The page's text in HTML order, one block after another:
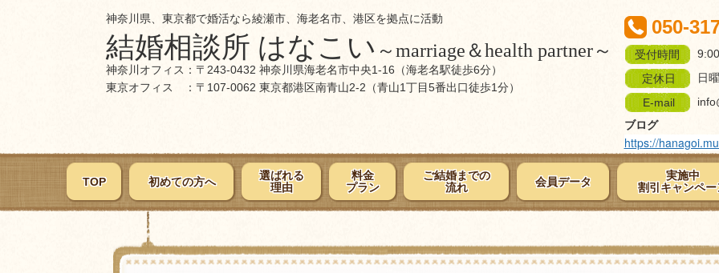
神奈川県、東京都で婚活なら綾瀬市、海老名市、港区を拠点に活動
結婚相談所 はなこい ～marriage＆health partner～
神奈川オフィス：〒243-0432 神奈川県海老名市中央1-16（海老名駅徒歩6分）
東京オフィス ：〒107-0062 東京都港区南青山2-2（青山1丁目5番出口徒歩1分）
050-
受付時間
定休日
日
E-mail
ブログ
https://
TOP 初めての方へ
選ばれる
理由
料金
プラン
ご結婚までの
流れ
会員データ
実施中
割引キャンペー